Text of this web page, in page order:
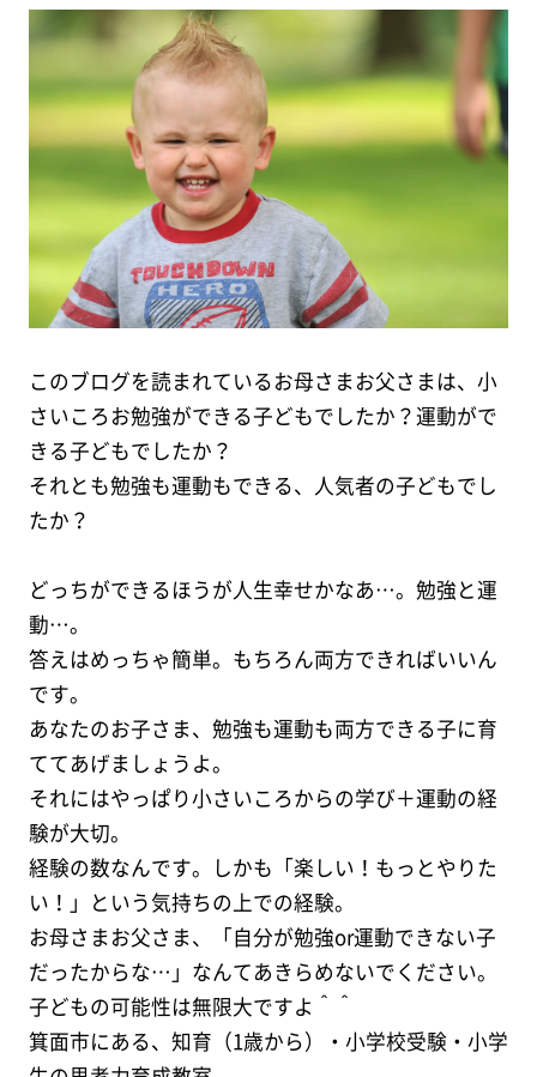
このブログを読まれているお母さまお父さまは、小
さいころお勉強ができる子どもでしたか？運動がで
きる子どもでしたか？
それとも勉強も運動もできる、人気者の子どもでし
たか？
どっちができるほうが人生幸せかなあ…。勉強と運
動…。
答えはめっちゃ簡単。もちろん両方できればいいん
です。
あなたのお子さま、勉強も運動も両方できる子に育
ててあげましょうよ。
それにはやっぱり小さいころからの学び＋運動の経
験が大切。
経験の数なんです。しかも「楽しい！もっとやりた
い！」という気持ちの上での経験。
お母さまお父さま、「自分が勉強or運動できない子
だったからな…」なんてあきらめないでください。
子どもの可能性は無限大ですよ＾＾
箕面市にある、知育（1歳から）・小学校受験・小学